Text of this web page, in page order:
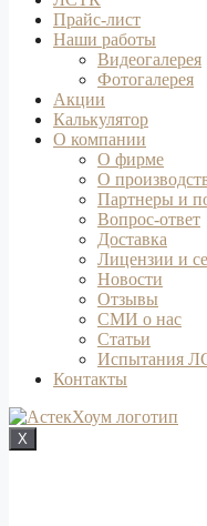
Прайс-лист
Наши работы
Видеогалерея
Фотогалерея
Акции
Калькулятор
О компании
О фирме
О
Партнеры и
Вопрос-ответ
Доставка
Лицензии и
Новости
Отзывы
СМИ о нас
Статьи
Испытания
Контакты
X